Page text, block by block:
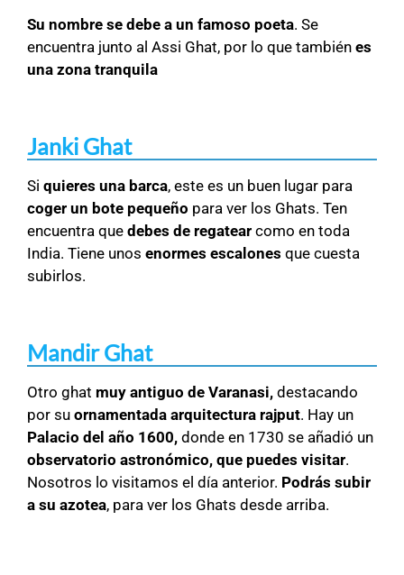
Su nombre se debe a un famoso poeta. Se
encuentra junto al Assi Ghat, por lo que también es
una zona tranquila
Janki Ghat
Si quieres una barca, este es un buen lugar para
coger un bote pequeño para ver los Ghats. Ten
encuentra que debes de regatear como en toda
India. Tiene unos enormes escalones que cuesta
subirlos.
Mandir Ghat
Otro ghat muy antiguo de Varanasi, destacando
por su ornamentada arquitectura rajput. Hay un
Palacio del año 1600, donde en 1730 se añadió un
observatorio astronómico, que puedes visitar.
Nosotros lo visitamos el día anterior. Podrás subir
a su azotea, para ver los Ghats desde arriba.